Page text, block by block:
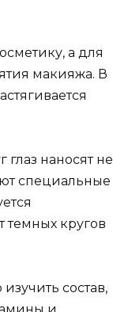
а для
макияжа. В
наносят не
специальные
темных кругов
состав,